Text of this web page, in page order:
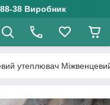
38 Виробник
утеплювач